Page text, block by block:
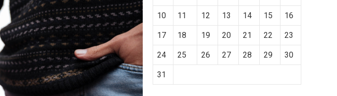
10 11 12 13 14 15 16
17 18 19 20 21 22 23
24 25 26 27 28 29 30
31